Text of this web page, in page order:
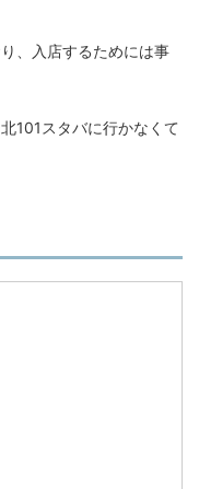
、入店するためには事
101スタバに行かなくて